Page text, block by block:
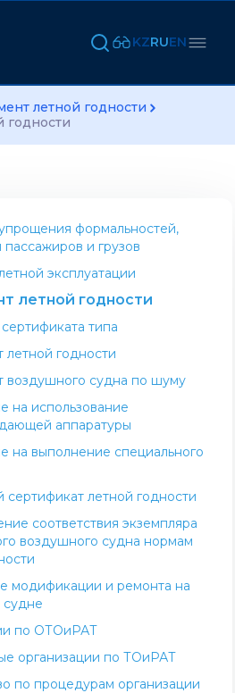
KZRUEN
летной годности
годности
формальностей,
и грузов
отрасли
материал
стандарты
центр
акты в сфере
и соблюдения прав
грузов по воздуху на
судах
пассажиров
эксплуатации
по выполнению
назначения
полеты)
летной годности
типа
летной годности
воздушного судна по шуму
на использование
аппаратуры
на выполнение специального
сертификат летной годности
соответствия экземпляра
воздушного судна нормам
модификации и ремонта на
по ОТОиРАТ
организации по ТОиРАТ
по процедурам организации